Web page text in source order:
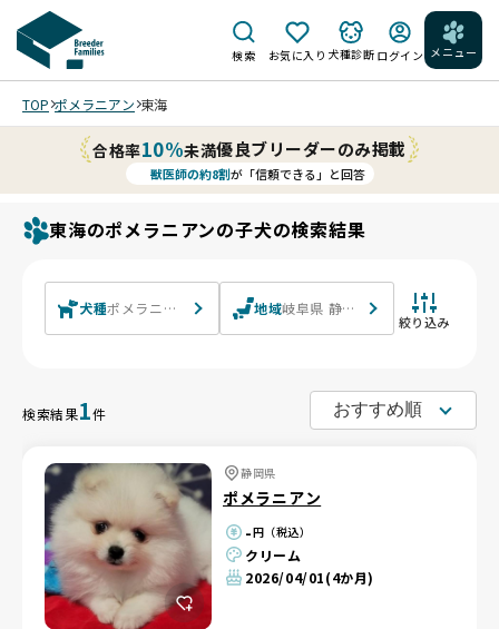
検索 お気に入り 犬種診断 ログイン メニュー
TOP ポメラニアン 東海
合格率10%未満優良ブリーダーのみ掲載
獣医師の約8割が「信頼できる」と回答
東海のポメラニアンの子犬の検索結果
犬種ポメラニアン 地域岐阜県 静岡県 愛知県 三重県
絞り込み
検索結果1件
静岡県
ポメラニアン
-円（税込）
クリーム
2026/04/01(4か月)